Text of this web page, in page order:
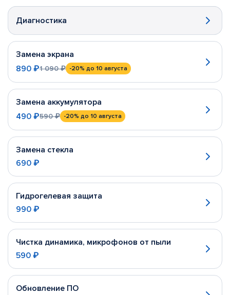
Диагностика
Замена экрана
890 ₽1 090 ₽ -20% до 10 августа
Замена аккумулятора
490 ₽590 ₽ -20% до 10 августа
Замена стекла
690 ₽
Гидрогелевая защита
990 ₽
Чистка динамика, микрофонов от пыли
590 ₽
Обновление ПО